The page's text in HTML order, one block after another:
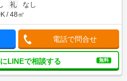
礼
なし
48㎡
電話で問合せ
LINEで相談する 無料